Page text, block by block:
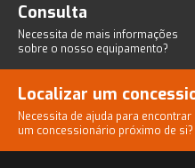
Consulta
Necessita de mais informações
sobre o nosso equipamento?
Localizar um
Necessita de ajuda para encontrar
um concessionário próximo de si?